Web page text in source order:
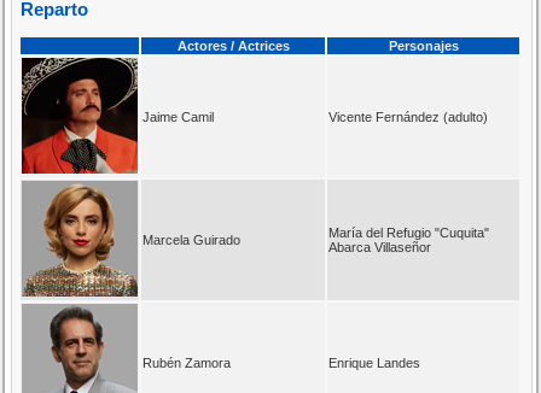
Reparto
Actores / Actrices Personajes
Jaime Camil Vicente Fernández (adulto)
Marcela Guirado
María del Refugio "Cuquita"
Abarca Villaseñor
Rubén Zamora Enrique Landes